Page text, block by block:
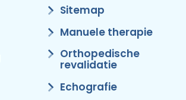
Sitemap
Manuele therapie
Orthopedische
revalidatie
Echografie